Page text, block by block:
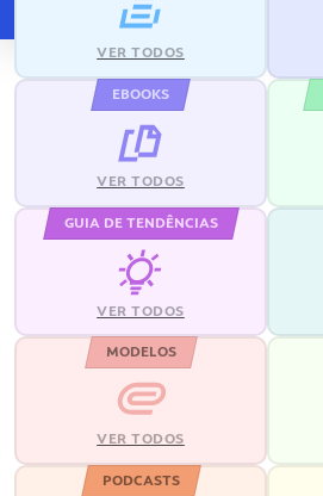
VER TODOS
EBOOKS
VER TODOS
GUIA DE TENDÊNCIAS
VER TODOS
MODELOS
VER TODOS
PODCASTS